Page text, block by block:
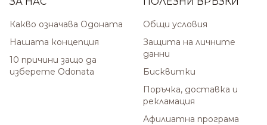
Какво означава Одоната
Нашата концепция
10 причини защо да
изберете Odonata
Общи условия
Защита на личните
данни
Бисквитки
Поръчка, доставка и
рекламация
Афилиатна програма